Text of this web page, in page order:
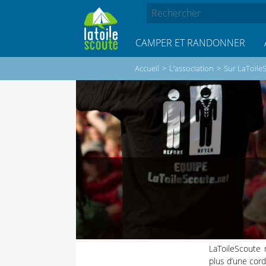
CAMPER ET RANDONNER
Accueil > L’association > Sur
plus d’une